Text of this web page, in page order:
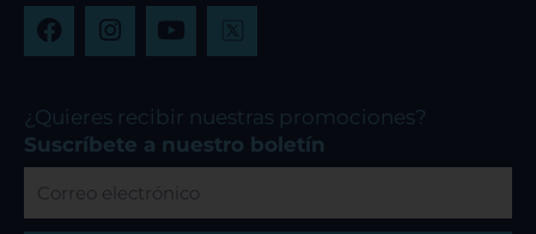
F
a
b
o
o
k
I
n
a
g
r
a
m
Y
o
u
b
e
¿Quieres recibir nuestras promociones?
Suscríbete a nuestro boletín
electrónico